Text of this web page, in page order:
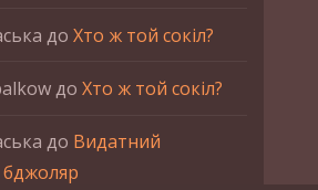
до Хто ж той сокіл?
до Хто ж той сокіл?
до Видатний
бджоляр